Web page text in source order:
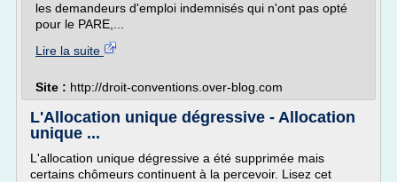
les demandeurs d'emploi indemnisés qui n'ont pas opté
pour le PARE,...
Lire la suite
Site : http://droit-conventions.over-blog.com
L'Allocation unique dégressive - Allocation
unique ...
L'allocation unique dégressive a été supprimée mais
certains chômeurs continuent à la percevoir. Lisez cet